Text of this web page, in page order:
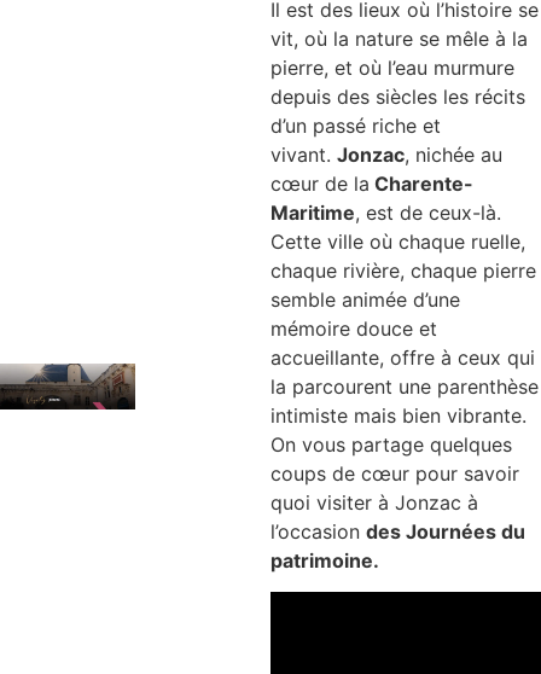
Il est des lieux où l’histoire se
vit, où la nature se mêle à la
pierre, et où l’eau murmure
depuis des siècles les récits
d’un passé riche et
vivant. Jonzac, nichée au
cœur de la Charente-
Maritime, est de ceux-là.
Cette ville où chaque ruelle,
chaque rivière, chaque pierre
semble animée d’une
mémoire douce et
accueillante, offre à ceux qui
la parcourent une parenthèse
intimiste mais bien vibrante.
On vous partage quelques
coups de cœur pour savoir
quoi visiter à Jonzac à
l’occasion des Journées du
patrimoine.